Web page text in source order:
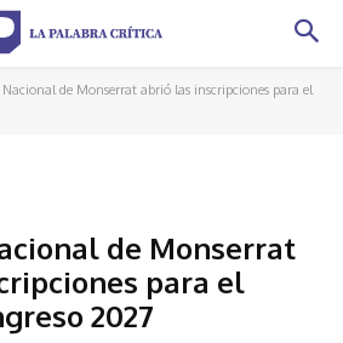
Nacional de Monserrat abrió las inscripciones para el
de Monserrat
para el
2027